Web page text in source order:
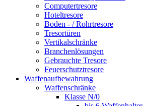
Computertresore
Hoteltresore
Boden - / Rohrtresore
Tresortüren
Vertikalschränke
Branchenlösungen
Gebrauchte Tresore
Feuerschutztresore
Waffenaufbewahrung
Waffenschränke
Klasse N/0